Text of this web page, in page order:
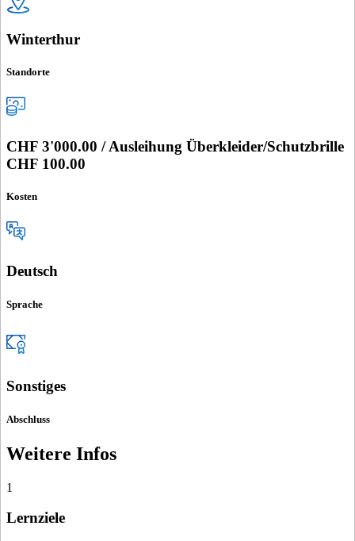
Winterthur
Standorte
CHF 3'000.00 / Ausleihung Überkleider/Schutzbrille
CHF 100.00
Kosten
Deutsch
Sprache
Sonstiges
Abschluss
Weitere Infos
1
Lernziele